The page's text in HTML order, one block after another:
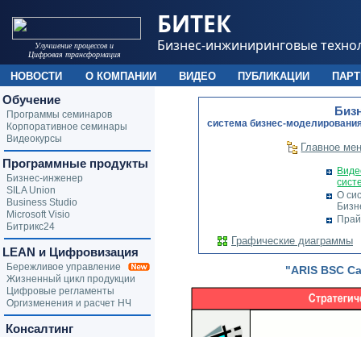
cистема бизнес-
Главное
О
Графические диаграммы
"ARIS BSC
Обучение
Программы семинаров
Корпоративное семинары
Видеокурсы
Программные продукты
Бизнес-инженер
SILA Union
Business Studio
Microsoft Visio
Битрикс24
LEAN и Цифровизация
Бережливое управление
Жизненный цикл продукции
Цифровые регламенты
Оргизменения и расчет НЧ
Консалтинг
Улучшение процессов и
Цифровая трансформация
БИТЕК
Бизнес-инжиниринговые
НОВОСТИ О КОМПАНИИ ВИДЕО ПУБЛИКАЦИИ